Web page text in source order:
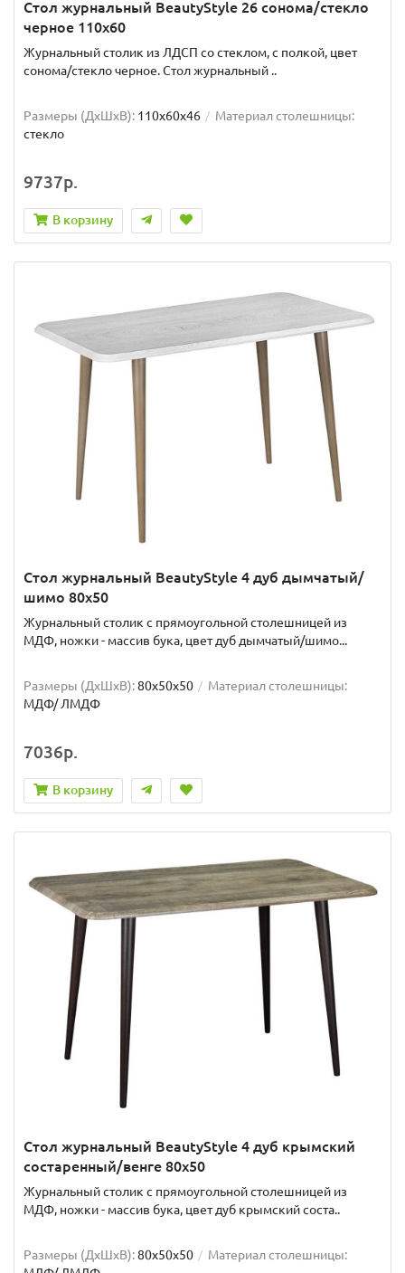
Стол журнальный BeautyStyle 26 сонома/стекло
черное 110x60
Журнальный столик из ЛДСП со стеклом, с полкой, цвет
сонома/стекло черное. Стол журнальный ..
Размеры (ДхШxВ): 110х60х46
Материал столешницы:
стекло
9737р.
В корзину
Стол журнальный BeautyStyle 4 дуб дымчатый/
шимо 80х50
Журнальный столик с прямоугольной столешницей из
МДФ, ножки - массив бука, цвет дуб дымчатый/шимо...
Размеры (ДхШxВ):80х50х50
Материал столешницы:
МДФ/ ЛМДФ
7036р.
В корзину
Стол журнальный BeautyStyle 4 дуб крымский
состаренный/венге 80х50
Журнальный столик с прямоугольной столешницей из
МДФ, ножки - массив бука, цвет дуб крымский соста..
Размеры (ДхШxВ):80х50х50
Материал столешницы: